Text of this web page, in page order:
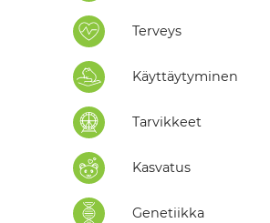
Terveys
Käyttäytyminen
Tarvikkeet
Kasvatus
Genetiikka